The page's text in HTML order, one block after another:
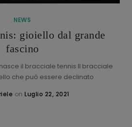
NEWS
gioiello dal grande
fascino
il bracciale tennis Il bracciale
che può essere declinato
on Luglio 22, 2021